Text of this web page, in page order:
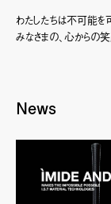
わたしたちは不可能を
みなさまの、心からの
News